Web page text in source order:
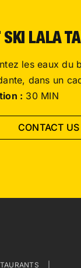
SKI LALA
les eaux du
dans un
: 30 MIN
CONTACT US